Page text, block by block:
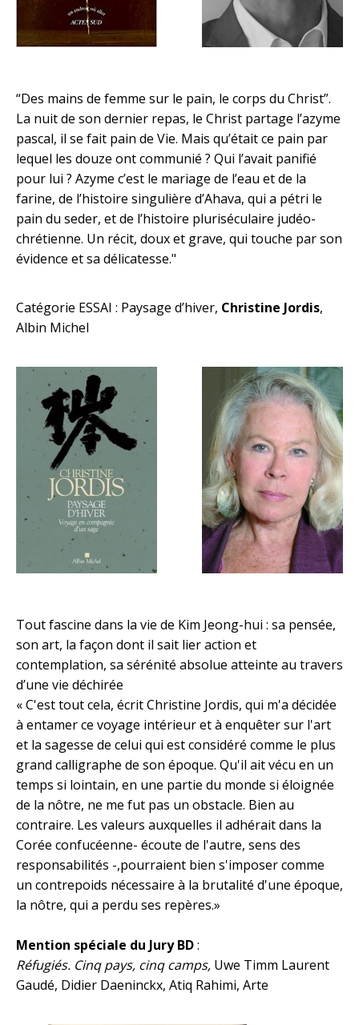
“Des mains de femme sur le pain, le corps du Christ”.
La nuit de son dernier repas, le Christ partage l’azyme
pascal, il se fait pain de Vie. Mais qu’était ce pain par
lequel les douze ont communié ? Qui l’avait panifié
pour lui ? Azyme c’est le mariage de l’eau et de la
farine, de l’histoire singulière d’Ahava, qui a pétri le
pain du seder, et de l’histoire pluriséculaire judéo-
chrétienne. Un récit, doux et grave, qui touche par son
évidence et sa délicatesse."
Catégorie ESSAI : Paysage d’hiver, Christine Jordis,
Albin Michel
Tout fascine dans la vie de Kim Jeong-hui : sa pensée,
son art, la façon dont il sait lier action et
contemplation, sa sérénité absolue atteinte au travers
d’une vie déchirée
« C'est tout cela, écrit Christine Jordis, qui m'a décidée
à entamer ce voyage intérieur et à enquêter sur l'art
et la sagesse de celui qui est considéré comme le plus
grand calligraphe de son époque. Qu'il ait vécu en un
temps si lointain, en une partie du monde si éloignée
de la nôtre, ne me fut pas un obstacle. Bien au
contraire. Les valeurs auxquelles il adhérait dans la
Corée confucéenne- écoute de l'autre, sens des
responsabilités -,pourraient bien s'imposer comme
un contrepoids nécessaire à la brutalité d'une époque,
la nôtre, qui a perdu ses repères.»
Mention spéciale du Jury BD:
Réfugiés. Cinq pays, cinq camps, Uwe Timm Laurent
Gaudé, Didier Daeninckx, Atiq Rahimi, Arte